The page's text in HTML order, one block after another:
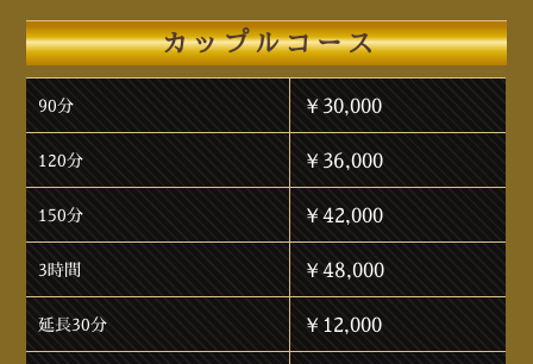
カップルコース
90分 ￥30,000
120分 ￥36,000
150分 ￥42,000
3時間 ￥48,000
延長30分 ￥12,000